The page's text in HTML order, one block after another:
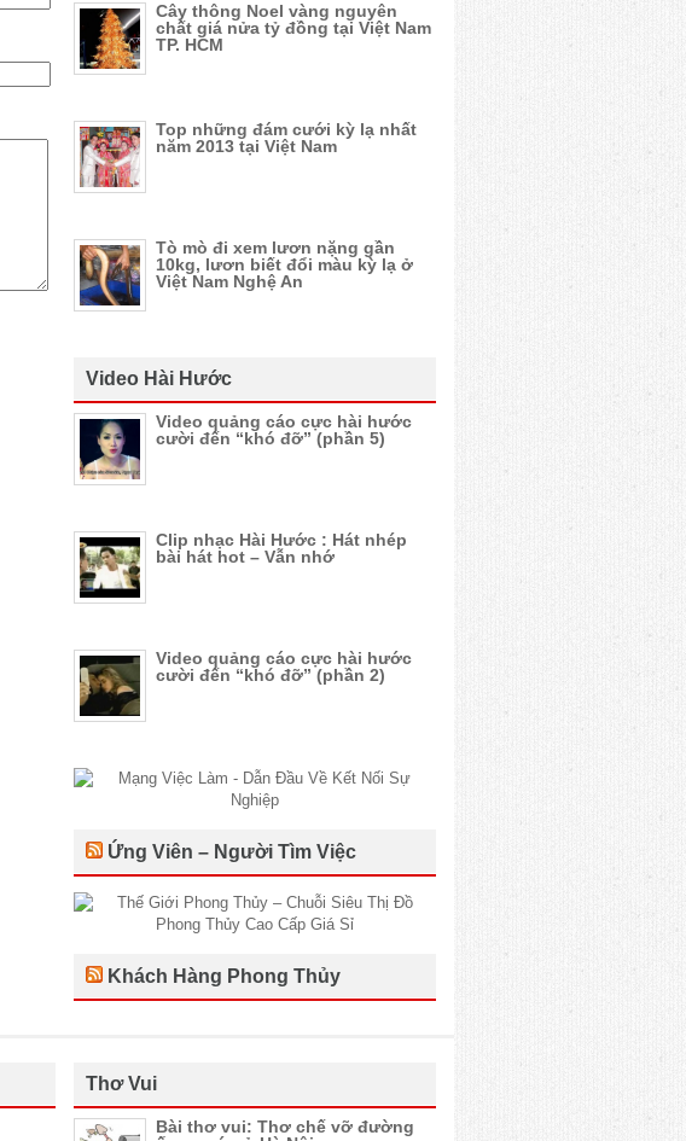
Cây thông Noel vàng nguyên
chất giá nửa tỷ đồng tại Việt Nam
TP. HCM
Top những đám cưới kỳ lạ nhất
năm 2013 tại Việt Nam
Tò mò đi xem lươn nặng gần
10kg, lươn biết đổi màu kỳ lạ ở
Việt Nam Nghệ An
Video Hài Hước
Video quảng cáo cực hài hước
cười đến “khó đỡ” (phần 5)
Clip nhạc Hài Hước : Hát nhép
bài hát hot – Vẫn nhớ
Video quảng cáo cực hài hước
cười đến “khó đỡ” (phần 2)
Ứng Viên – Người Tìm Việc
Khách Hàng Phong Thủy
Thơ Vui
Bài thơ vui: Thơ chế vỡ đường